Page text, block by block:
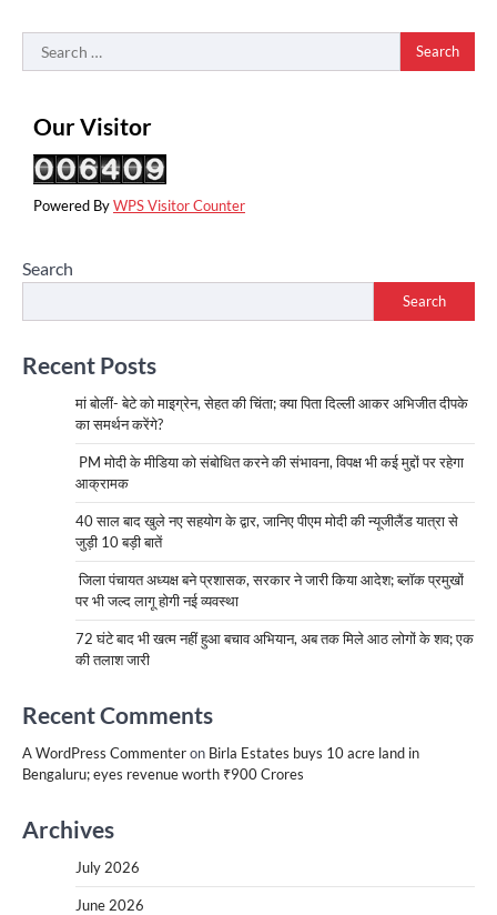
Search
for:
Our Visitor
Powered ByWPS Visitor Counter
Search
Search
Recent Posts
मां बोलीं- बेटे को माइग्रेन, सेहत की चिंता; क्या पिता दिल्ली आकर अभिजीत दीपके
का समर्थन करेंगे?
PM मोदी के मीडिया को संबोधित करने की संभावना, विपक्ष भी कई मुद्दों पर रहेगा
आक्रामक
40 साल बाद खुले नए सहयोग के द्वार, जानिए पीएम मोदी की न्यूजीलैंड यात्रा से
जुड़ी 10 बड़ी बातें
जिला पंचायत अध्यक्ष बने प्रशासक, सरकार ने जारी किया आदेश; ब्लॉक प्रमुखों
पर भी जल्द लागू होगी नई व्यवस्था
72 घंटे बाद भी खत्म नहीं हुआ बचाव अभियान, अब तक मिले आठ लोगों के शव; एक
की तलाश जारी
Recent Comments
A WordPress Commenteron Birla Estates buys 10 acre land in
Bengaluru; eyes revenue worth ₹900 Crores
Archives
July 2026
June 2026